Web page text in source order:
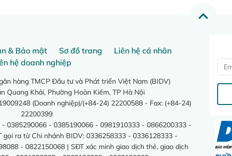
& Bảo mật Sơ đồ trang
Liên hệ cá nhân
hệ doanh nghiệp
hàng TMCP Đầu tư và Phát triển Việt Nam (BIDV)
Quang Khải, Phường Hoàn Kiếm, TP Hà Nội
(Doanh nghiệp)/(+84-24) 22200588 - Fax: (+84-24)
22200399
- 0385290066 - 0385190066 - 0981910333 - 0866200333 -
ra từ Chi nhánh BIDV: 0336258333 - 0336128333 -
- 0822150068 | SĐT xác minh giao dịch thẻ, giao dịch